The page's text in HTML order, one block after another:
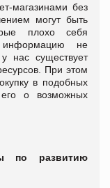
магазинами без
могут быть
плохо себя
не
нас существует
При этом
в подобных
о возможных
по развитию